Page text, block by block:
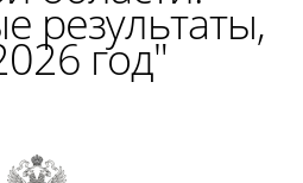
результаты,
год"